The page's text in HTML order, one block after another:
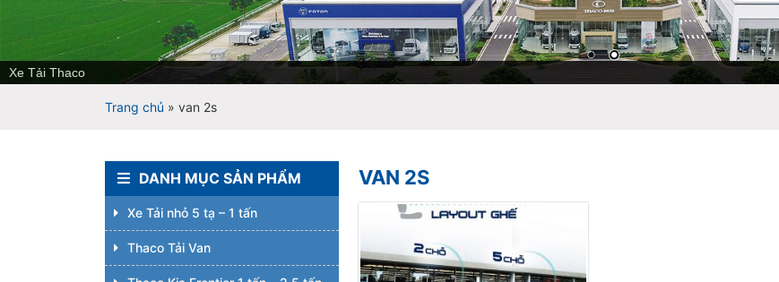
Xe Tải Thaco
Trang chủ » van 2s
VAN 2S
DANH MỤC SẢN PHẨM
Xe Tải nhỏ 5 tạ – 1 tấn
Thaco Tải Van